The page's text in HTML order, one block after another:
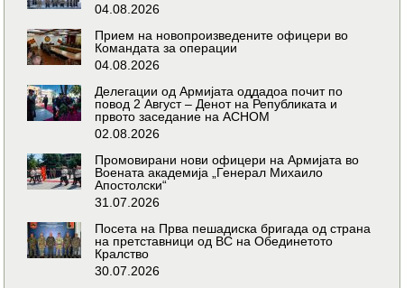
04.08.2026
Прием на новопроизведените офицери во
Командата за операции
04.08.2026
Делегации од Армијата оддадоа почит по
повод 2 Август – Денот на Републиката и
првото заседание на АСНОМ
02.08.2026
Промовирани нови офицери на Армијата во
Воената академија „Генерал Михаило
Апостолски“
31.07.2026
Посета на Прва пешадиска бригада од страна
на претставници од ВС на Обединетото
Кралство
30.07.2026